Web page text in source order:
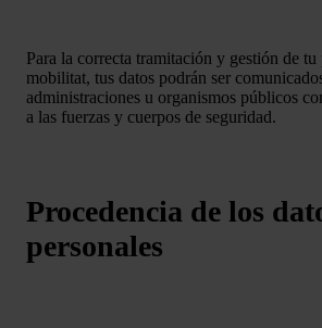
Para la correcta tramitación y gestión de
mobilitat, tus datos podrán ser
administraciones u organismos públicos
a las fuerzas y cuerpos de seguridad.
Procedencia de los
personales